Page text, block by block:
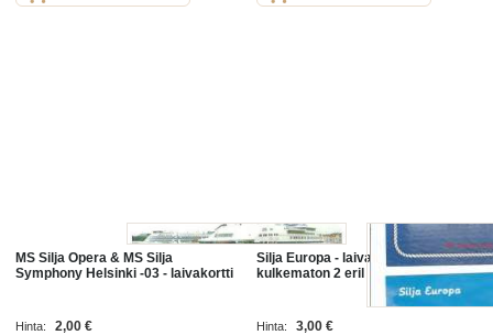
MS Silja Opera & MS Silja
Symphony Helsinki -03 - laivakortti
Hinta: 2,00 €
Silja Europa - laivakortti, Silja Line
kulkematon 2 eril
Hinta: 3,00 €